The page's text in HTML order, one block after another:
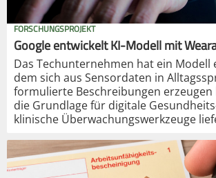
FORSCHUNGSPROJEKT
Google entwickelt KI-Modell mit
Das Techunternehmen hat ein Modell
dem sich aus Sensordaten in
formulierte Beschreibungen erzeugen
die Grundlage für digitale
klinische Überwachungswerkzeuge